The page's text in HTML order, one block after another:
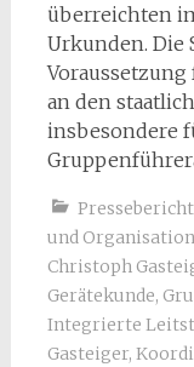
überreichten
Urkunden. Die
an den
insbesondere
und
Christoph
Gerätekunde,
Integrierte
Gasteiger,